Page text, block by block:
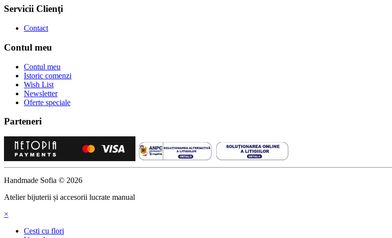
Servicii Clienţi
Contact
Contul meu
Contul meu
Istoric comenzi
Wish List
Newsletter
Oferte speciale
Parteneri
Handmade Sofia © 2026
Atelier bijuterii și accesorii lucrate manual
×
Cesti cu flori